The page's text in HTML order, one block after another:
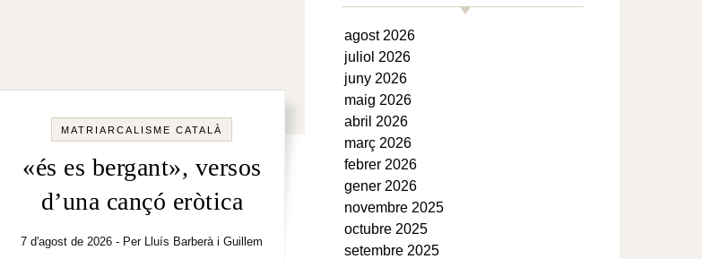
MATRIARCALISME CATALÀ
«és es bergant», versos
d’una cançó eròtica
7 d'agost de 2026 - Per Lluís Barberà i Guillem
agost 2026
juliol 2026
juny 2026
maig 2026
abril 2026
març 2026
febrer 2026
gener 2026
novembre 2025
octubre 2025
setembre 2025